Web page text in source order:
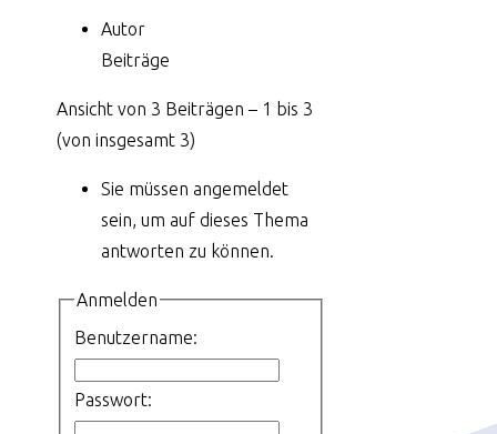
Autor
Beiträge
Ansicht von 3 Beiträgen – 1 bis 3
(von insgesamt 3)
Sie müssen angemeldet
sein, um auf dieses Thema
antworten zu können.
Anmelden
Benutzername:
Passwort: